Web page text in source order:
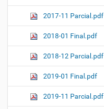
2017-11 Parcial.pdf
2018-01 Final.pdf
2018-12 Parcial.pdf
2019-01 Final.pdf
2019-11 Parcial.pdf